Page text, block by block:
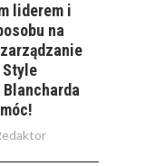
liderem i
na
Style